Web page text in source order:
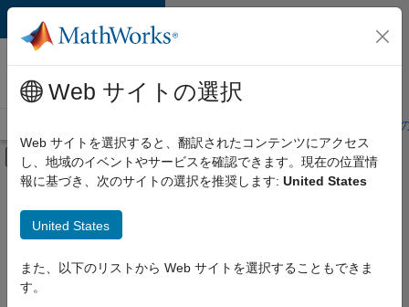
コンテンツへスキップ
MathWorks 採用
情報
学生・キャリア初期
オフキャンバス ナビゲーション メ
メインコンテンツ
絞り込み条件
アドバンスド サポート
プログラム管理
リリース エンジニアリング
Web サイトの選択
Web サイトを選択すると、翻訳されたコンテンツにアクセス
し、地域のイベントやサービスを確認できます。現在の位置情
報に基づき、次のサイトの選択を推奨します: United States
United States
また、以下のリストから Web サイトを選択することもできま
す。